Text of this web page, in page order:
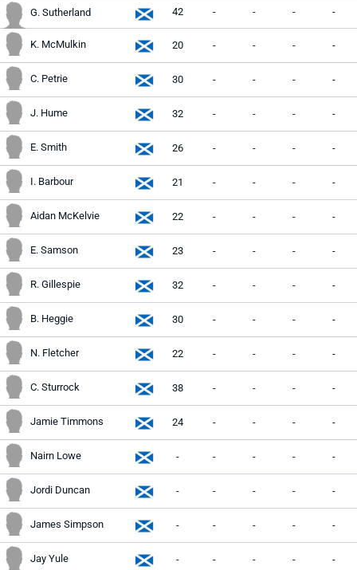
G. Sutherland 42 - - - -
K. McMulkin 20 - - - -
C. Petrie 30 - - - -
J. Hume 32 - - - -
E. Smith 26 - - - -
I. Barbour 21 - - - -
Aidan McKelvie 22 - - - -
E. Samson 23 - - - -
R. Gillespie 32 - - - -
B. Heggie 30 - - - -
N. Fletcher 22 - - - -
C. Sturrock 38 - - - -
Jamie Timmons 24 - - - -
Nairn Lowe - - - - -
Jordi Duncan - - - - -
James Simpson - - - - -
Jay Yule - - - - -